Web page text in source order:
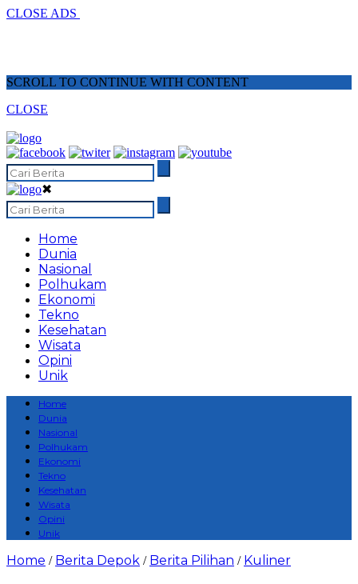
CLOSE ADS
SCROLL TO CONTINUE WITH CONTENT
CLOSE
✖
Home
Dunia
Nasional
Polhukam
Ekonomi
Tekno
Kesehatan
Wisata
Opini
Unik
Home
Dunia
Nasional
Polhukam
Ekonomi
Tekno
Kesehatan
Wisata
Opini
Unik
Home / Berita Depok / Berita Pilihan / Kuliner